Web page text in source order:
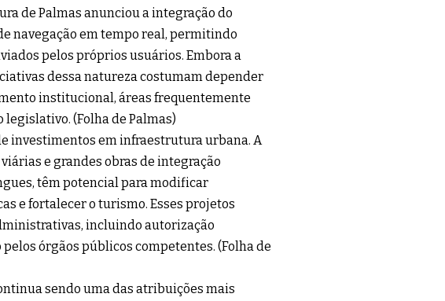
de Palmas anunciou a integração do
navegação em tempo real, permitindo
pelos próprios usuários. Embora a
dessa natureza costumam depender
institucional, áreas frequentemente
legislativo. (Folha de Palmas)
investimentos em infraestrutura urbana. A
e grandes obras de integração
têm potencial para modificar
e fortalecer o turismo. Esses projetos
incluindo autorização
órgãos públicos competentes. (Folha de
sendo uma das atribuições mais